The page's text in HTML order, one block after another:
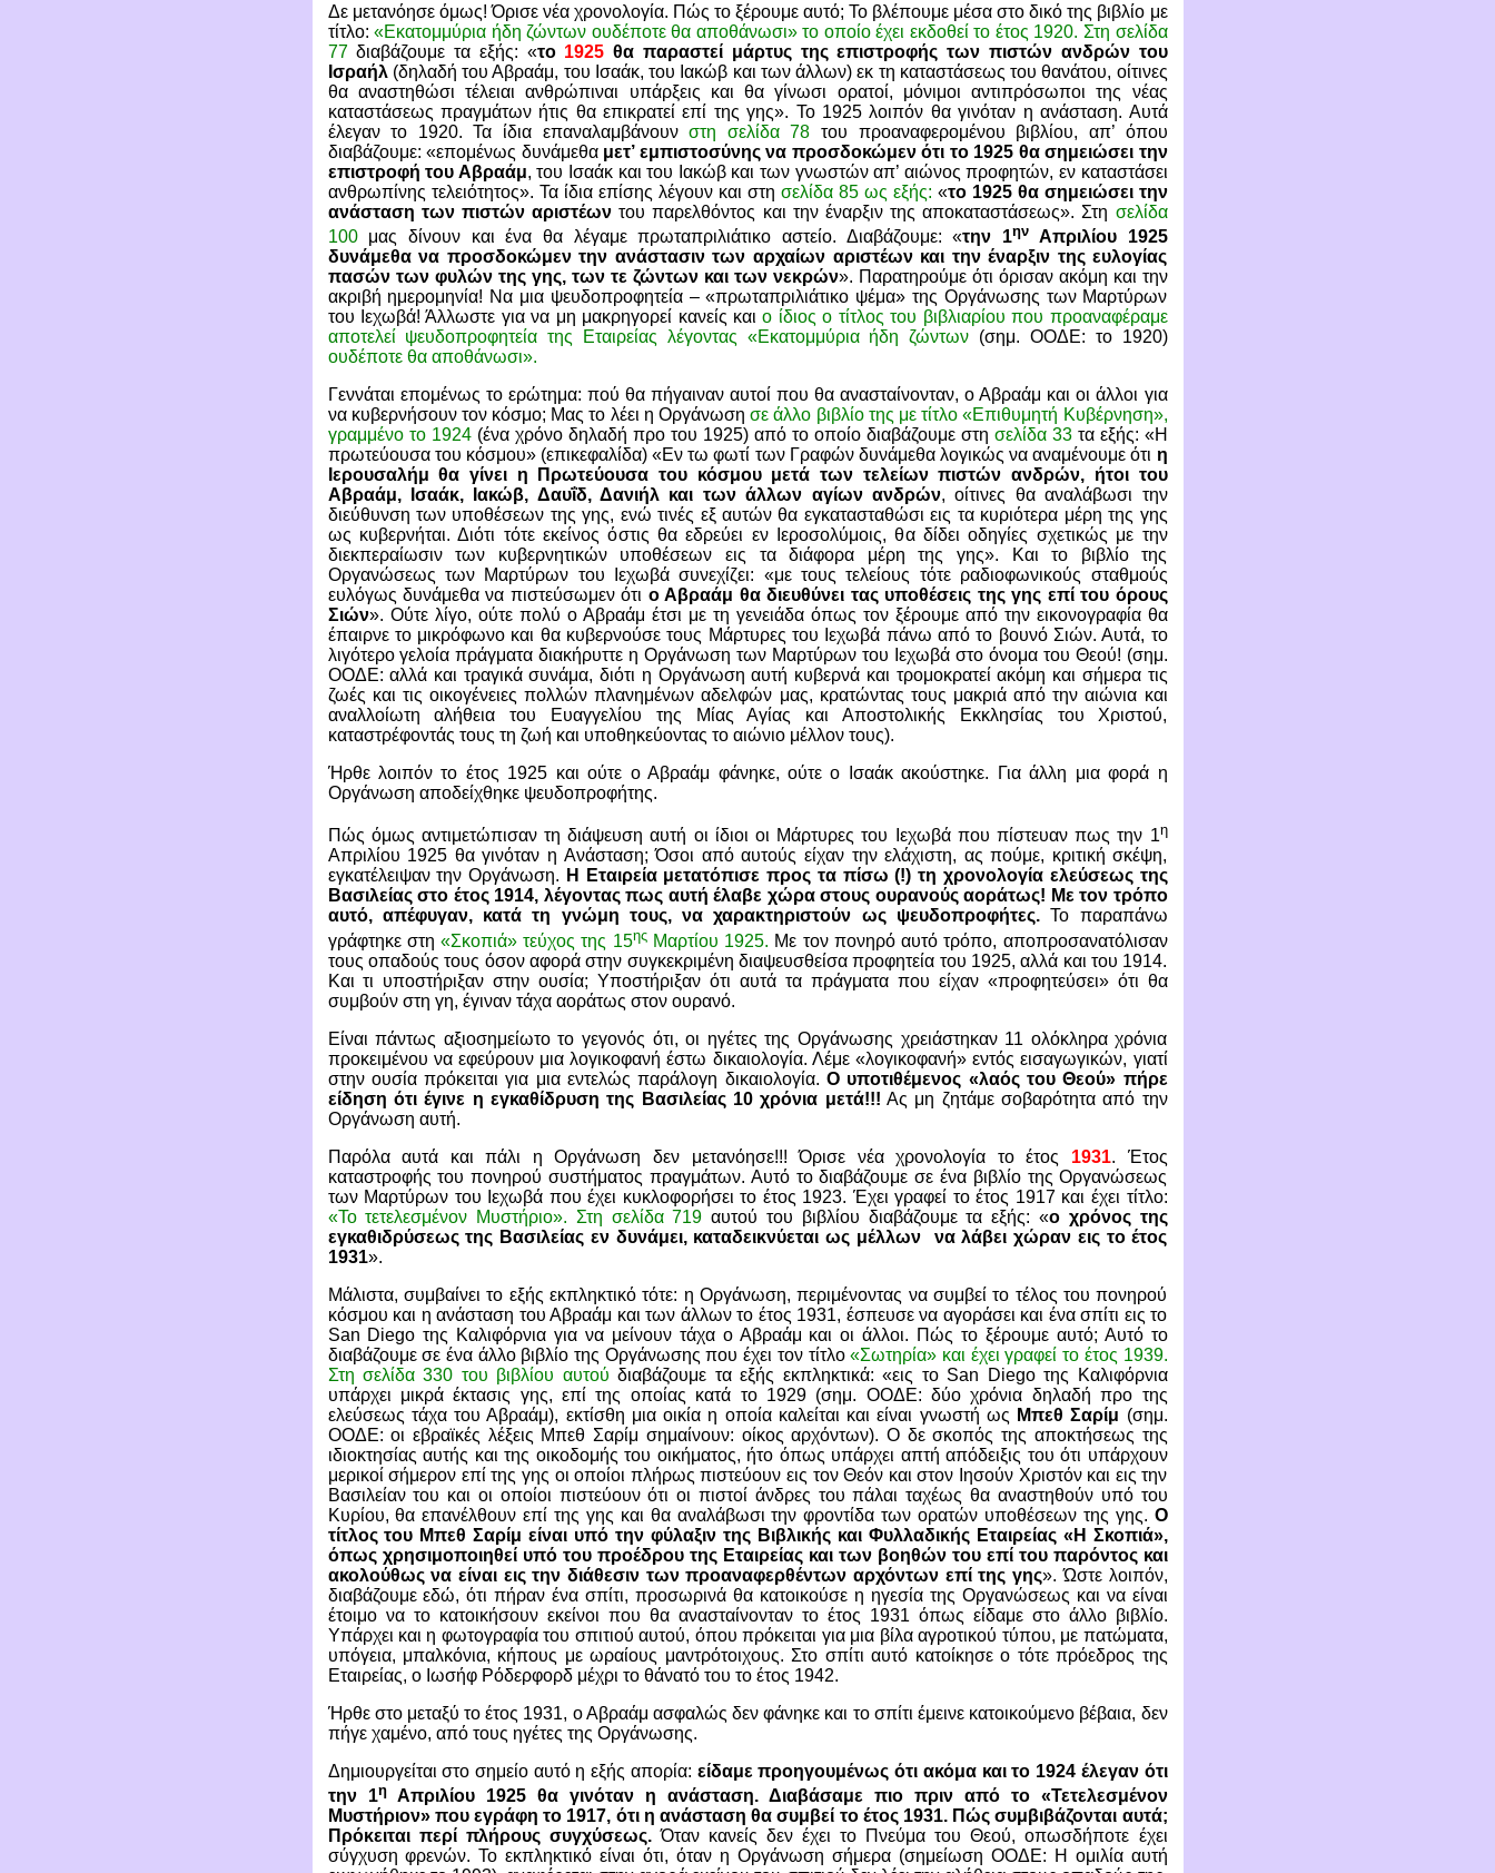
Δε μετανόησε όμως! Όρισε νέα χρονολογία. Πώς το ξέρουμε αυτό; Το βλέπουμε μέσα στο δικό της βιβλίο με
τίτλο:«Εκατομμύρια ήδη ζώντων ουδέποτε θα αποθάνωσι» το οποίο έχει εκδοθεί το έτος 1920. Στη σελίδα
77διαβάζουμε τα εξής: «το 1925 θα παραστεί μάρτυς της επιστροφής των πιστών ανδρών του
Ισραήλ(δηλαδή του Αβραάμ, του Ισαάκ, του Ιακώβ και των άλλων) εκ τη καταστάσεως του θανάτου, οίτινες
θα αναστηθώσι τέλειαι ανθρώπιναι υπάρξεις και θα γίνωσι ορατοί, μόνιμοι αντιπρόσωποι της νέας
καταστάσεως πραγμάτων ήτις θα επικρατεί επί της γης». Το 1925 λοιπόν θα γινόταν η ανάσταση. Αυτά
έλεγαν το 1920. Τα ίδια επαναλαμβάνουνστη σελίδα 78 του προαναφερομένου βιβλίου, απ’ όπου
διαβάζουμε: «επομένως δυνάμεθα μετ’ εμπιστοσύνης να προσδοκώμεν ότι το 1925 θα σημειώσει την
επιστροφή του Αβραάμ, του Ισαάκ και του Ιακώβ και των γνωστών απ’ αιώνος προφητών, εν καταστάσει
ανθρωπίνης τελειότητος». Τα ίδια επίσης λέγουν και στη σελίδα 85 ως εξής: «το 1925 θα σημειώσει την
ανάσταση των πιστών αριστέων του παρελθόντος και την έναρξιν της αποκαταστάσεως». Στη σελίδα
100 μας δίνουν και ένα θα λέγαμε πρωταπριλιάτικο αστείο. Διαβάζουμε: «την 1ην Απριλίου 1925
δυνάμεθα να προσδοκώμεν την ανάστασιν των αρχαίων αριστέων και την έναρξιν της ευλογίας
πασών των φυλών της γης, των τε ζώντων και των νεκρών». Παρατηρούμε ότι όρισαν ακόμη και την
ακριβή ημερομηνία! Να μια ψευδοπροφητεία – «πρωταπριλιάτικο ψέμα» της Οργάνωσης των Μαρτύρων
του Ιεχωβά! Άλλωστε για να μη μακρηγορεί κανείς καιο ίδιος ο τίτλος του βιβλιαρίου που προαναφέραμε
αποτελεί ψευδοπροφητεία της Εταιρείας λέγοντας «Εκατομμύρια ήδη ζώντων (σημ. ΟΟΔΕ: το 1920)
ουδέποτε θα αποθάνωσι».
Γεννάται επομένως το ερώτημα: πού θα πήγαιναν αυτοί που θα ανασταίνονταν, ο Αβραάμ και οι άλλοι για
να κυβερνήσουν τον κόσμο; Μας το λέει η Οργάνωσησε άλλο βιβλίο της με τίτλο «Επιθυμητή Κυβέρνηση»,
γραμμένο το 1924(ένα χρόνο δηλαδή προ του 1925) από το οποίο διαβάζουμε στη σελίδα 33τα εξής: «Η
πρωτεύουσα του κόσμου» (επικεφαλίδα) «Εν τω φωτί των Γραφών δυνάμεθα λογικώς να αναμένουμε ότι η
Ιερουσαλήμ θα γίνει η Πρωτεύουσα του κόσμου μετά των τελείων πιστών ανδρών, ήτοι του
Αβραάμ, Ισαάκ, Ιακώβ, Δαυΐδ, Δανιήλ και των άλλων αγίων ανδρών, οίτινες θα αναλάβωσι την
διεύθυνση των υποθέσεων της γης, ενώ τινές εξ αυτών θα εγκατασταθώσι εις τα κυριότερα μέρη της γης
ως κυβερνήται. Διότι τότε εκείνος όστις θα εδρεύει εν Ιεροσολύμοις, θα δίδει οδηγίες σχετικώς με την
διεκπεραίωσιν των κυβερνητικών υποθέσεων εις τα διάφορα μέρη της γης». Και το βιβλίο της
Οργανώσεως των Μαρτύρων του Ιεχωβά συνεχίζει: «με τους τελείους τότε ραδιοφωνικούς σταθμούς
ευλόγως δυνάμεθα να πιστεύσωμεν ότι ο Αβραάμ θα διευθύνει τας υποθέσεις της γης επί του όρους
Σιών». Ούτε λίγο, ούτε πολύ ο Αβραάμ έτσι με τη γενειάδα όπως τον ξέρουμε από την εικονογραφία θα
έπαιρνε το μικρόφωνο και θα κυβερνούσε τους Μάρτυρες του Ιεχωβά πάνω από το βουνό Σιών. Αυτά, το
λιγότερο γελοία πράγματα διακήρυττε η Οργάνωση των Μαρτύρων του Ιεχωβά στο όνομα του Θεού! (σημ.
ΟΟΔΕ: αλλά και τραγικά συνάμα, διότι η Οργάνωση αυτή κυβερνά και τρομοκρατεί ακόμη και σήμερα τις
ζωές και τις οικογένειες πολλών πλανημένων αδελφών μας, κρατώντας τους μακριά από την αιώνια και
αναλλοίωτη αλήθεια του Ευαγγελίου της Μίας Αγίας και Αποστολικής Εκκλησίας του Χριστού,
καταστρέφοντάς τους τη ζωή και υποθηκεύοντας το αιώνιο μέλλον τους).
Ήρθε λοιπόν το έτος 1925 και ούτε ο Αβραάμ φάνηκε, ούτε ο Ισαάκ ακούστηκε. Για άλλη μια φορά η
Οργάνωση αποδείχθηκε ψευδοπροφήτης.
Πώς όμως αντιμετώπισαν τη διάψευση αυτή οι ίδιοι οι Μάρτυρες του Ιεχωβά που πίστευαν πως την 1η
Απριλίου 1925 θα γινόταν η Ανάσταση; Όσοι από αυτούς είχαν την ελάχιστη, ας πούμε, κριτική σκέψη,
εγκατέλειψαν την Οργάνωση. Η Εταιρεία μετατόπισε προς τα πίσω (!) τη χρονολογία ελεύσεως της
Βασιλείας στο έτος 1914, λέγοντας πως αυτή έλαβε χώρα στους ουρανούς αοράτως! Με τον τρόπο
αυτό, απέφυγαν, κατά τη γνώμη τους, να χαρακτηριστούν ως ψευδοπροφήτες.Το παραπάνω
γράφτηκε στη «Σκοπιά» τεύχος της 15ηςΜαρτίου 1925. Με τον πονηρό αυτό τρόπο, αποπροσανατόλισαν
τους οπαδούς τους όσον αφορά στην συγκεκριμένη διαψευσθείσα προφητεία του 1925, αλλά και του 1914.
Και τι υποστήριξαν στην ουσία; Υποστήριξαν ότι αυτά τα πράγματα που είχαν «προφητεύσει» ότι θα
συμβούν στη γη, έγιναν τάχα αοράτως στον ουρανό.
Είναι πάντως αξιοσημείωτο το γεγονός ότι, οι ηγέτες της Οργάνωσης χρειάστηκαν 11 ολόκληρα χρόνια
προκειμένου να εφεύρουν μια λογικοφανή έστω δικαιολογία. Λέμε «λογικοφανή» εντός εισαγωγικών, γιατί
στην ουσία πρόκειται για μια εντελώς παράλογη δικαιολογία. Ο υποτιθέμενος «λαός του Θεού» πήρε
είδηση ότι έγινε η εγκαθίδρυση της Βασιλείας 10 χρόνια μετά!!! Ας μη ζητάμε σοβαρότητα από την
Οργάνωση αυτή.
Παρόλα αυτά και πάλι η Οργάνωση δεν μετανόησε!!! Όρισε νέα χρονολογία το έτος 1931. Έτος
καταστροφής του πονηρού συστήματος πραγμάτων. Αυτό το διαβάζουμε σε ένα βιβλίο της Οργανώσεως
των Μαρτύρων του Ιεχωβά που έχει κυκλοφορήσει το έτος 1923. Έχει γραφεί το έτος 1917 και έχει τίτλο:
«Το τετελεσμένον Μυστήριο». Στη σελίδα 719 αυτού του βιβλίου διαβάζουμε τα εξής: «ο χρόνος της
εγκαθιδρύσεως της Βασιλείας εν δυνάμει, καταδεικνύεται ως μέλλων να λάβει χώραν εις το έτος
1931».
Μάλιστα, συμβαίνει το εξής εκπληκτικό τότε: η Οργάνωση, περιμένοντας να συμβεί το τέλος του πονηρού
κόσμου και η ανάσταση του Αβραάμ και των άλλων το έτος 1931, έσπευσε να αγοράσει και ένα σπίτι εις το
San Diegoτης Καλιφόρνια για να μείνουν τάχα ο Αβραάμ και οι άλλοι. Πώς το ξέρουμε αυτό; Αυτό το
διαβάζουμε σε ένα άλλο βιβλίο της Οργάνωσης που έχει τον τίτλο«Σωτηρία» και έχει γραφεί το έτος 1939.
Στη σελίδα 330 του βιβλίου αυτού διαβάζουμε τα εξής εκπληκτικά: «εις το San Diegoτης Καλιφόρνια
υπάρχει μικρά έκτασις γης, επί της οποίας κατά το 1929 (σημ. ΟΟΔΕ: δύο χρόνια δηλαδή προ της
ελεύσεως τάχα του Αβραάμ), εκτίσθη μια οικία η οποία καλείται και είναι γνωστή ως Μπεθ Σαρίμ (σημ.
ΟΟΔΕ: οι εβραϊκές λέξεις Μπεθ Σαρίμ σημαίνουν: οίκος αρχόντων). Ο δε σκοπός της αποκτήσεως της
ιδιοκτησίας αυτής και της οικοδομής του οικήματος, ήτο όπως υπάρχει απτή απόδειξις του ότι υπάρχουν
μερικοί σήμερον επί της γης οι οποίοι πλήρως πιστεύουν εις τον Θεόν και στον Ιησούν Χριστόν και εις την
Βασιλείαν του και οι οποίοι πιστεύουν ότι οι πιστοί άνδρες του πάλαι ταχέως θα αναστηθούν υπό του
Κυρίου, θα επανέλθουν επί της γης και θα αναλάβωσι την φροντίδα των ορατών υποθέσεων της γης. Ο
τίτλος του Μπεθ Σαρίμ είναι υπό την φύλαξιν της Βιβλικής και Φυλλαδικής Εταιρείας «Η Σκοπιά»,
όπως χρησιμοποιηθεί υπό του προέδρου της Εταιρείας και των βοηθών του επί του παρόντος και
ακολούθως να είναι εις την διάθεσιν των προαναφερθέντων αρχόντων επί της γης». Ώστε λοιπόν,
διαβάζουμε εδώ, ότι πήραν ένα σπίτι, προσωρινά θα κατοικούσε η ηγεσία της Οργανώσεως και να είναι
έτοιμο να το κατοικήσουν εκείνοι που θα ανασταίνονταν το έτος 1931 όπως είδαμε στο άλλο βιβλίο.
Υπάρχει και η φωτογραφία του σπιτιού αυτού, όπου πρόκειται για μια βίλα αγροτικού τύπου, με πατώματα,
υπόγεια, μπαλκόνια, κήπους με ωραίους μαντρότοιχους. Στο σπίτι αυτό κατοίκησε ο τότε πρόεδρος της
Εταιρείας, ο Ιωσήφ Ρόδερφορδ μέχρι το θάνατό του το έτος 1942.
Ήρθε στο μεταξύ το έτος 1931, ο Αβραάμ ασφαλώς δεν φάνηκε και το σπίτι έμεινε κατοικούμενο βέβαια, δεν
πήγε χαμένο, από τους ηγέτες της Οργάνωσης.
Δημιουργείται στο σημείο αυτό η εξής απορία: είδαμε προηγουμένως ότι ακόμα και το 1924 έλεγαν ότι
την 1ηΑπριλίου 1925 θα γινόταν η ανάσταση. Διαβάσαμε πιο πριν από το «Τετελεσμένον
Μυστήριον» που εγράφη το 1917, ότι η ανάσταση θα συμβεί το έτος 1931. Πώς συμβιβάζονται αυτά;
Πρόκειται περί πλήρους συγχύσεως.Όταν κανείς δεν έχει το Πνεύμα του Θεού, οπωσδήποτε έχει
σύγχυση φρενών. Το εκπληκτικό είναι ότι, όταν η Οργάνωση σήμερα (σημείωση ΟΟΔΕ: Η ομιλία αυτή